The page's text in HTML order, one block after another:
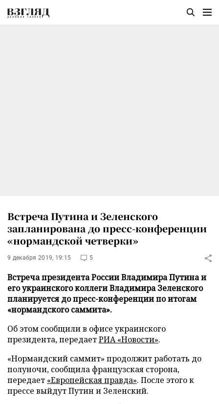
Встреча Путина и Зеленского
запланирована до пресс-конференции
«нормандской четверки»
9 декабря 2019, 19:15 5
Встреча президента России Владимира Путина и
его украинского коллеги Владимира Зеленского
планируется до пресс-конференции по итогам
«нормандского саммита».
Об этом сообщили в офисе украинского
президента, передаетРИА «Новости».
«Нормандский саммит» продолжит работать до
полуночи, сообщила французская сторона,
передает «Европейская правда». После этого к
прессе выйдут Путин и Зеленский.